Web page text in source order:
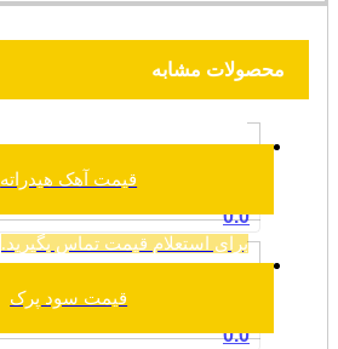
محصولات مشابه
قیمت آهک هیدراته
0.0
برای استعلام قیمت تماس بگیرید.
قیمت سود پرک
0.0